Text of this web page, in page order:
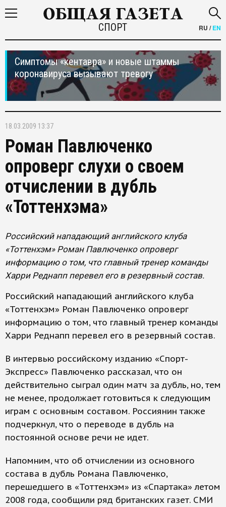
СПОРТ RU /EN
Симптомы «кентавра» и новые штаммы
коронавируса вызывают тревогу
18.03.2009 13:37
Роман Павлюченко
опроверг слухи о своем
отчислении в дубль
«Тоттенхэма»
Российский нападающий английского клуба
«Тоттенхэм» Роман Павлюченко опроверг
информацию о том, что главный тренер команды
Харри Реднапп перевел его в резервный состав.
Российский нападающий английского клуба
«Тоттенхэм» Роман Павлюченко опроверг
информацию о том, что главный тренер команды
Харри Реднапп перевел его в резервный состав.
В интервью российскому изданию «Спорт-
Экспресс» Павлюченко рассказал, что он
действительно сыграл один матч за дубль, но, тем
не менее, продолжает готовиться к следующим
играм с основным составом. Россиянин также
подчеркнул, что о переводе в дубль на
постоянной основе речи не идет.
Напомним, что об отчислении из основного
состава в дубль Романа Павлюченко,
перешедшего в «Тоттенхэм» из «Спартака» летом
2008 года, сообщили ряд британских газет. СМИ